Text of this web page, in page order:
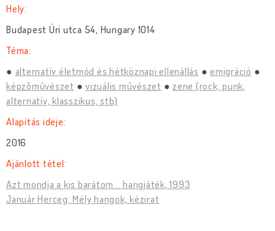
Hely:
Budapest Úri utca 54, Hungary 1014
Téma:
alternatív életmód és hétköznapi ellenállás
emigráció
képzõmûvészet
vizuális művészet
zene (rock, punk,
alternatív, klasszikus, stb)
Alapítás ideje:
2016
Ajánlott tétel:
Azt mondja a kis barátom... hangjáték, 1993
Január Herceg: Mély hangok, kézirat